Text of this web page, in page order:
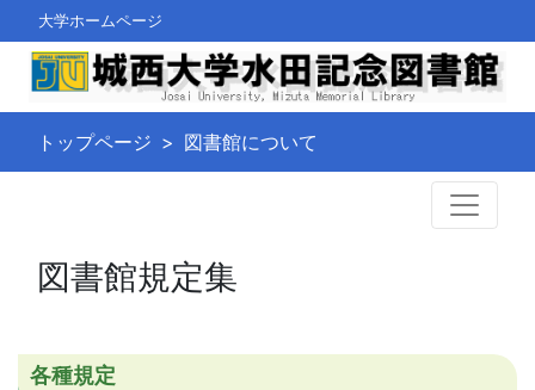
大学ホームページ
トップページ 図書館について
図書館規定集
各種規定